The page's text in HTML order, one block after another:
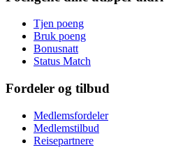
Tjen poeng
Bruk poeng
Bonusnatt
Status Match
Fordeler og tilbud
Medlemsfordeler
Medlemstilbud
Reisepartnere